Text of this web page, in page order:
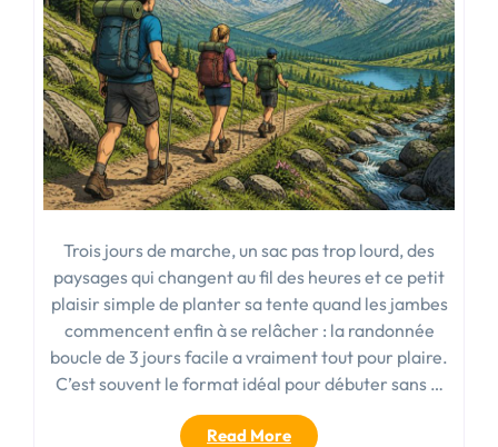
un
séjour
réussi »
Trois jours de marche, un sac pas trop lourd, des
paysages qui changent au fil des heures et ce petit
plaisir simple de planter sa tente quand les jambes
commencent enfin à se relâcher : la randonnée
boucle de 3 jours facile a vraiment tout pour plaire.
C’est souvent le format idéal pour débuter sans …
Read More« Randonnée